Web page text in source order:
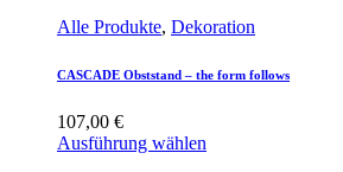
Alle Produkte, Dekoration
CASCADE Obststand – the form follows
107,00 €
Ausführung wählen